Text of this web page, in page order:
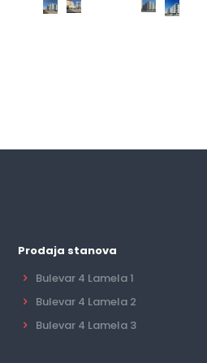
Prodaja stanova
Bulevar 4 Lamela 1
Bulevar 4 Lamela 2
Bulevar 4 Lamela 3